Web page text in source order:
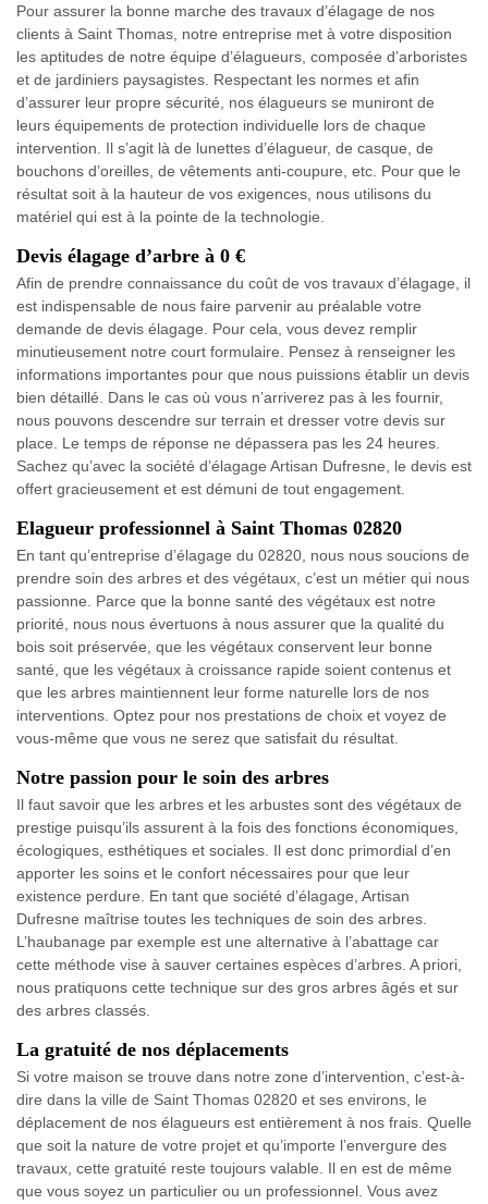
Pour assurer la bonne marche des travaux d’élagage de nos
clients à Saint Thomas, notre entreprise met à votre disposition
les aptitudes de notre équipe d’élagueurs, composée d’arboristes
et de jardiniers paysagistes. Respectant les normes et afin
d’assurer leur propre sécurité, nos élagueurs se muniront de
leurs équipements de protection individuelle lors de chaque
intervention. Il s’agit là de lunettes d’élagueur, de casque, de
bouchons d’oreilles, de vêtements anti-coupure, etc. Pour que le
résultat soit à la hauteur de vos exigences, nous utilisons du
matériel qui est à la pointe de la technologie.
Devis élagage d’arbre à 0 €
Afin de prendre connaissance du coût de vos travaux d’élagage, il
est indispensable de nous faire parvenir au préalable votre
demande de devis élagage. Pour cela, vous devez remplir
minutieusement notre court formulaire. Pensez à renseigner les
informations importantes pour que nous puissions établir un devis
bien détaillé. Dans le cas où vous n’arriverez pas à les fournir,
nous pouvons descendre sur terrain et dresser votre devis sur
place. Le temps de réponse ne dépassera pas les 24 heures.
Sachez qu’avec la société d’élagage Artisan Dufresne, le devis est
offert gracieusement et est démuni de tout engagement.
Elagueur professionnel à Saint Thomas 02820
En tant qu’entreprise d’élagage du 02820, nous nous soucions de
prendre soin des arbres et des végétaux, c’est un métier qui nous
passionne. Parce que la bonne santé des végétaux est notre
priorité, nous nous évertuons à nous assurer que la qualité du
bois soit préservée, que les végétaux conservent leur bonne
santé, que les végétaux à croissance rapide soient contenus et
que les arbres maintiennent leur forme naturelle lors de nos
interventions. Optez pour nos prestations de choix et voyez de
vous-même que vous ne serez que satisfait du résultat.
Notre passion pour le soin des arbres
Il faut savoir que les arbres et les arbustes sont des végétaux de
prestige puisqu’ils assurent à la fois des fonctions économiques,
écologiques, esthétiques et sociales. Il est donc primordial d’en
apporter les soins et le confort nécessaires pour que leur
existence perdure. En tant que société d’élagage, Artisan
Dufresne maîtrise toutes les techniques de soin des arbres.
L’haubanage par exemple est une alternative à l’abattage car
cette méthode vise à sauver certaines espèces d’arbres. A priori,
nous pratiquons cette technique sur des gros arbres âgés et sur
des arbres classés.
La gratuité de nos déplacements
Si votre maison se trouve dans notre zone d’intervention, c’est-à-
dire dans la ville de Saint Thomas 02820 et ses environs, le
déplacement de nos élagueurs est entièrement à nos frais. Quelle
que soit la nature de votre projet et qu’importe l’envergure des
travaux, cette gratuité reste toujours valable. Il en est de même
que vous soyez un particulier ou un professionnel. Vous avez